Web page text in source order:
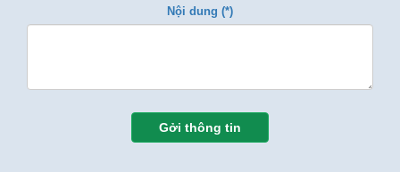
Nội dung (*)
Gởi thông tin